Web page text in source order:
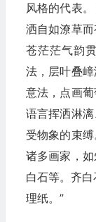
风格的代表
洒自如潦草
苍茫茫气韵
法，层叶叠
意法，点画
语言挥洒淋
受物象的束
诸多画家，
白石等。齐
理纸。”